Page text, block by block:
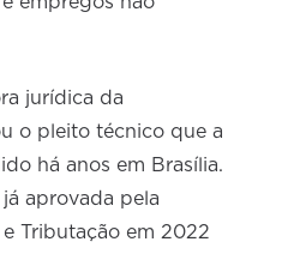
jurídica da
o pleito técnico que a
há anos em Brasília.
aprovada pela
Tributação em 2022